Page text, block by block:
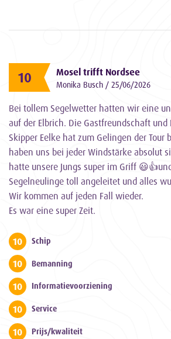
10 Mosel trifft Nordsee
Monika Busch / 25/06/2026
Bei tollem Segelwetter hatten wir eine
auf der Elbrich. Die Gastfreundschaft und
Skipper Eelke hat zum Gelingen der Tour
haben uns bei jeder Windstärke absolut
hatte unsere Jungs super im Griff
Segelneulinge toll angeleitet und alles
Wir kommen auf jeden Fall wieder.
Es war eine super Zeit.
10 Schip
10 Bemanning
10 Informatievoorziening
10 Service
10 Prijs/kwaliteit